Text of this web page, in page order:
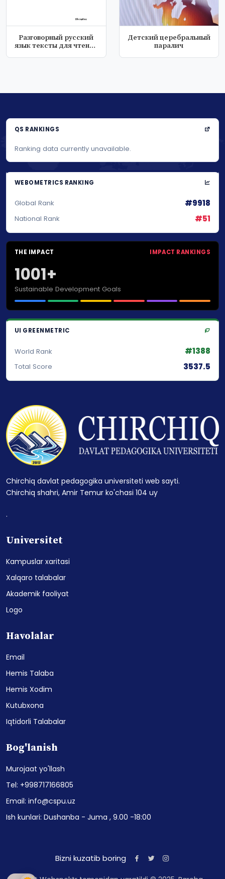
Разговорный русский
язык тексты для чтения
Детский церебральный
паралич
QS RANKINGS
Ranking data currently unavailable.
WEBOMETRICS RANKING
Global Rank #9918
National Rank #51
THE IMPACT IMPACT RANKINGS
1001+
Sustainable Development Goals
UI GREENMETRIC
World Rank #1388
Total Score 3537.5
Chirchiq davlat pedagogika universiteti web sayti.
Chirchiq shahri, Amir Temur ko'chasi 104 uy
.
Universitet
Kampuslar xaritasi
Xalqaro talabalar
Akademik faoliyat
Logo
Havolalar
Email
Hemis Talaba
Hemis Xodim
Kutubxona
Iqtidorli Talabalar
Bog'lanish
Murojaat yo'llash
Tel: +998717166805
Email: info@cspu.uz
Ish kunlari: Dushanba - Juma , 9.00 -18:00
Bizni kuzatib boring